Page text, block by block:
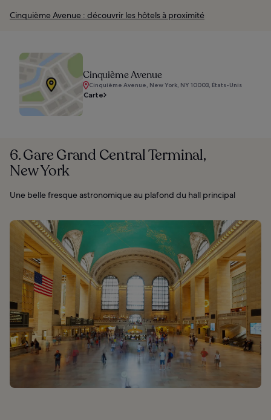
Cinquième Avenue : découvrir les hôtels à proximité
Cinquième Avenue
Cinquième Avenue, New York, NY 10003, États-Unis
Carte
6. Gare Grand Central Terminal,
New York
Une belle fresque astronomique au plafond du hall principal